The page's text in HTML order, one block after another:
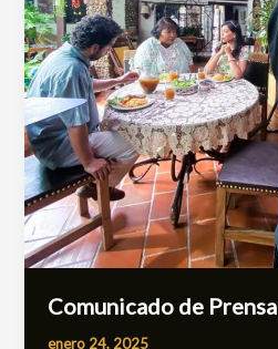
Comunicado de Prensa
enero 24, 2025